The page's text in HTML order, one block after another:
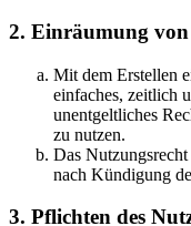
2. Einräumung
Mit dem Erstellen
einfaches, zeitlich
unentgeltliches
zu nutzen.
Das
nach Kündigung
3. Pflichten des